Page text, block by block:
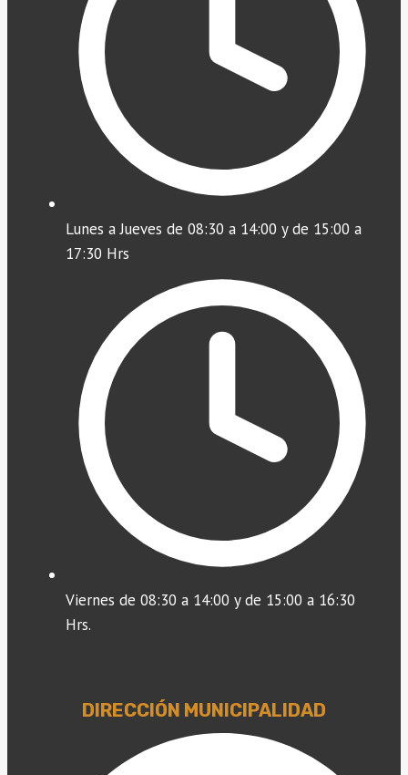
Lunes a Jueves de 08:30 a 14:00 y de 15:00 a
17:30 Hrs
Viernes de 08:30 a 14:00 y de 15:00 a 16:30
Hrs.
DIRECCIÓN MUNICIPALIDAD